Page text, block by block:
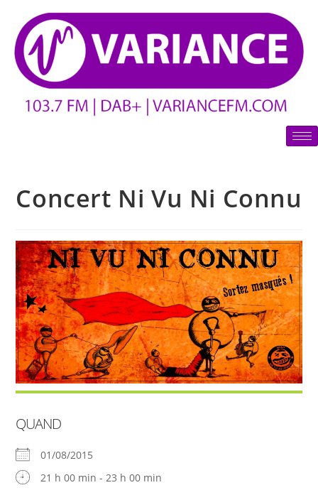
Concert Ni Vu Ni Connu
QUAND
01/08/2015
21 h 00 min - 23 h 00 min